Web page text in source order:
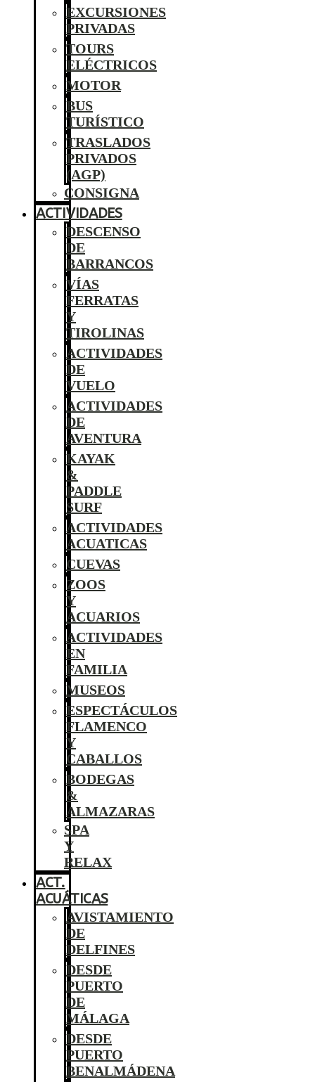
EXCURSIONES
PRIVADAS
TOURS
ELÉCTRICOS
MOTOR
BUS
TURÍSTICO
TRASLADOS
PRIVADOS
(AGP)
CONSIGNA
ACTIVIDADES
DESCENSO
DE
BARRANCOS
VÍAS
FERRATAS
Y
TIROLINAS
ACTIVIDADES
DE
VUELO
ACTIVIDADES
DE
AVENTURA
KAYAK
&
PADDLE
SURF
ACTIVIDADES
ACUATICAS
CUEVAS
ZOOS
Y
ACUARIOS
ACTIVIDADES
EN
FAMILIA
MUSEOS
ESPECTÁCULOS
FLAMENCO
Y
CABALLOS
BODEGAS
&
ALMAZARAS
SPA
Y
RELAX
ACT.
ACUÁTICAS
AVISTAMIENTO
DE
DELFINES
DESDE
PUERTO
DE
MÁLAGA
DESDE
PUERTO
BENALMÁDENA